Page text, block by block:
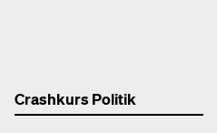
Crashkurs Politik